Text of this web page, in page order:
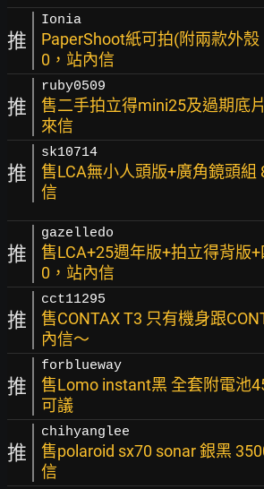
推
Ionia
PaperShoot紙可拍(附兩款外
0，站內信
推
ruby0509
售二手拍立得mini25及過期底
來信
推
sk10714
售LCA無小人頭版+廣角鏡頭組
信
推
gazelledo
售LCA+25週年版+拍立得背版
0，站內信
推
cct11295
售CONTAX T3 只有機身跟
內信～
推
forblueway
售Lomo instant黑 全套附電池
可議
推
chihyanglee
售polaroid sx70 sonar 銀黑
信